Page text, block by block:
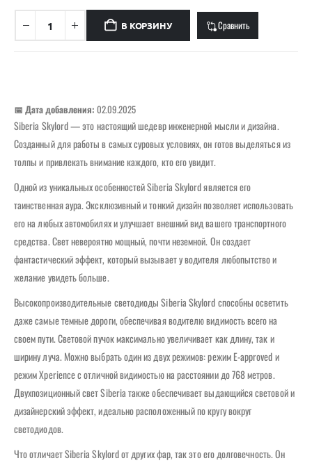
В КОРЗИНУ Сравнить
📅 Дата добавления: 02.09.2025
Siberia Skylord — это настоящий шедевр инженерной мысли и дизайна.
Созданный для работы в самых суровых условиях, он готов выделяться из
толпы и привлекать внимание каждого, кто его увидит.
Одной из уникальных особенностей Siberia Skylord является его
таинственная аура. Эксклюзивный и тонкий дизайн позволяет использовать
его на любых автомобилях и улучшает внешний вид вашего транспортного
средства. Свет невероятно мощный, почти неземной. Он создает
фантастический эффект, который вызывает у водителя любопытство и
желание увидеть больше.
Высокопроизводительные светодиоды Siberia Skylord способны осветить
даже самые темные дороги, обеспечивая водителю видимость всего на
своем пути. Световой пучок максимально увеличивает как длину, так и
ширину луча. Можно выбрать один из двух режимов: режим E-approved и
режим Xperience с отличной видимостью на расстоянии до 768 метров.
Двухпозиционный свет Siberia также обеспечивает выдающийся световой и
дизайнерский эффект, идеально расположенный по кругу вокруг
светодиодов.
Что отличает Siberia Skylord от других фар, так это его долговечность. Он